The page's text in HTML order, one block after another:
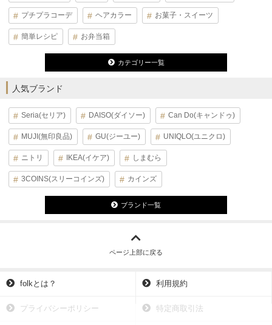
プチプラコーデ ヘアカラー お菓子・スイーツ
簡単レシピ お弁当箱
カテゴリー一覧
人気ブランド
Seria(セリア) DAISO(ダイソー) Can Do(キャンドゥ)
MUJI(無印良品) GU(ジーユー) UNIQLO(ユニクロ)
ニトリ IKEA(イケア) しまむら
3COINS(スリーコインズ) カインズ
ブランド一覧
ページ上部に戻る
folkとは？ 利用規約
プライバシーポリシー 特定商取引法